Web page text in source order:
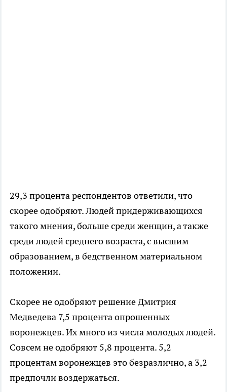
29,3 процента респондентов ответили, что
скорее одобряют. Людей придерживающихся
такого мнения, больше среди женщин, а также
среди людей среднего возраста, с высшим
образованием, в бедственном материальном
положении.
Скорее не одобряют решение Дмитрия
Медведева 7,5 процента опрошенных
воронежцев. Их много из числа молодых людей.
Совсем не одобряют 5,8 процента. 5,2
процентам воронежцев это безразлично, а 3,2
предпочли воздержаться.